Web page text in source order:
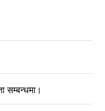
सम्बन्धमा।